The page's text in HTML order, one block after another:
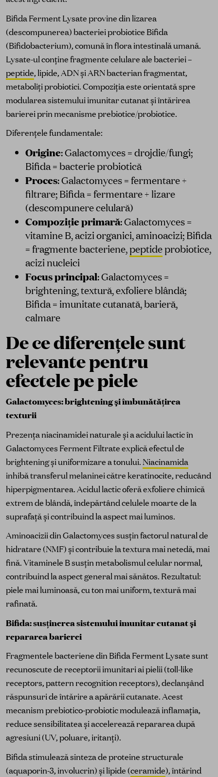
Bifida Ferment Lysate provine din lizarea
(descompunerea) bacteriei probiotice Bifida
(Bifidobacterium), comună în flora intestinală umană.
Lysate-ul conține fragmente celulare ale bacteriei –
peptide, lipide, ADN și ARN bacterian fragmentat,
metaboliți probiotici. Compoziția este orientată spre
modularea sistemului imunitar cutanat și întărirea
barierei prin mecanisme prebiotice/probiotice.
Diferențele fundamentale:
Origine: Galactomyces = drojdie/fungi;
Bifida = bacterie probiotică
Proces: Galactomyces = fermentare +
filtrare; Bifida = fermentare + lizare
(descompunere celulară)
Compoziție primară: Galactomyces =
vitamine B, acizi organici, aminoacizi; Bifida
= fragmente bacteriene,peptideprobiotice,
acizi nucleici
Focus principal: Galactomyces =
brightening, textură, exfoliere blândă;
Bifida = imunitate cutanată, barieră,
calmare
De ce diferențele sunt
relevante pentru
efectele pe piele
Galactomyces: brightening și îmbunătățirea
texturii
Prezența niacinamidei naturale și a acidului lactic în
Galactomyces Ferment Filtrate explică efectul de
brightening și uniformizare a tonului. Niacinamida
inhibă transferul melaninei către keratinocite, reducând
hiperpigmentarea. Acidul lactic oferă exfoliere chimică
extrem de blândă, îndepărtând celulele moarte de la
suprafață și contribuind la aspect mai luminos.
Aminoacizii din Galactomyces susțin factorul natural de
hidratare (NMF) și contribuie la textura mai netedă, mai
fină. Vitaminele B susțin metabolismul celular normal,
contribuind la aspect general mai sănătos. Rezultatul:
piele mai luminoasă, cu ton mai uniform, textură mai
rafinată.
Bifida: susținerea sistemului imunitar cutanat și
repararea barierei
Fragmentele bacteriene din Bifida Ferment Lysate sunt
recunoscute de receptorii imunitari ai pielii (toll-like
receptors, pattern recognition receptors), declanșând
răspunsuri de întărire a apărării cutanate. Acest
mecanism prebiotico-probiotic modulează inflamația,
reduce sensibilitatea și accelerează repararea după
agresiuni (UV, poluare, iritanți).
Bifida stimulează sinteza de proteine structurale
(aquaporin-3, involucrin) și lipide (ceramide), întărind